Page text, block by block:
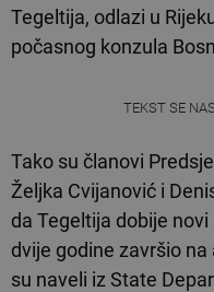
Tegeltija, odlazi u
počasnog konzula
TEKST SE
Tako su članovi
Željka Cvijanović i
da Tegeltija dobije
dvije godine završio
su naveli iz State